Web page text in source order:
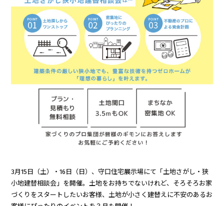
3月15日（土）・16日（日）、守口住宅展示場にて「土地さがし・狭
小地建替相談会」を開催。土地をお持ちでないけれど、そろそろお家
づくりをスタートしたいお客様、土地が小さく建替えに不安のあるお